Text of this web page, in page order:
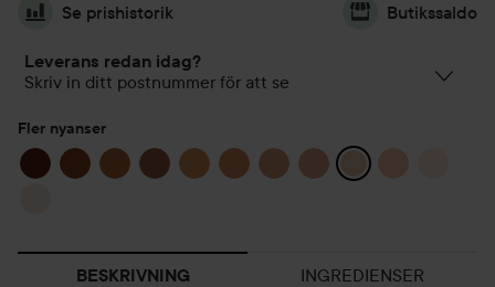
Se prishistorik Butikssaldo
Leverans redan idag?
Skriv in ditt postnummer för att se
Fler nyanser
BESKRIVNING INGREDIENSER